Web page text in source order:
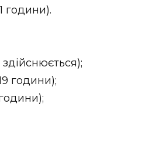
години).
години);